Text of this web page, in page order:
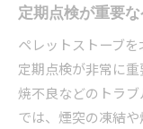
定期点検が重要
ペレットストーブを
定期点検が非常に
焼不良などのトラ
では、煙突の凍結